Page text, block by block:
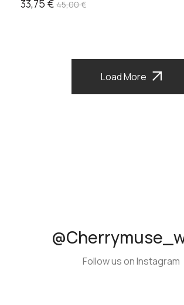
33,75 € 45,00 €
Load More
Follow us on Instagram